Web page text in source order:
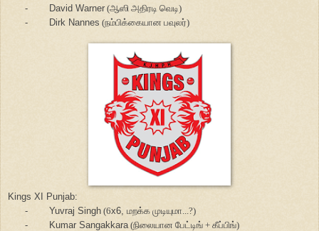
-
David Warner (ஆஸி அதிரடி வெடி)
-
Dirk Nannes (நம்பிக்கையான பவுலர்)
Kings XI Punjab:
-
Yuvraj Singh (6x6, மறக்க முடியுமா...?)
-
Kumar Sangakkara (நிலையான பேட்டிங் + கீப்பிங்)